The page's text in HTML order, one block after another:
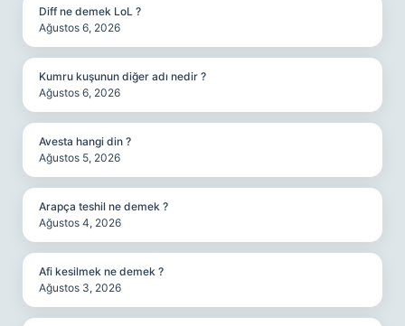
Diff ne demek LoL ?
Ağustos 6, 2026
Kumru kuşunun diğer adı nedir ?
Ağustos 6, 2026
Avesta hangi din ?
Ağustos 5, 2026
Arapça teshil ne demek ?
Ağustos 4, 2026
Afi kesilmek ne demek ?
Ağustos 3, 2026